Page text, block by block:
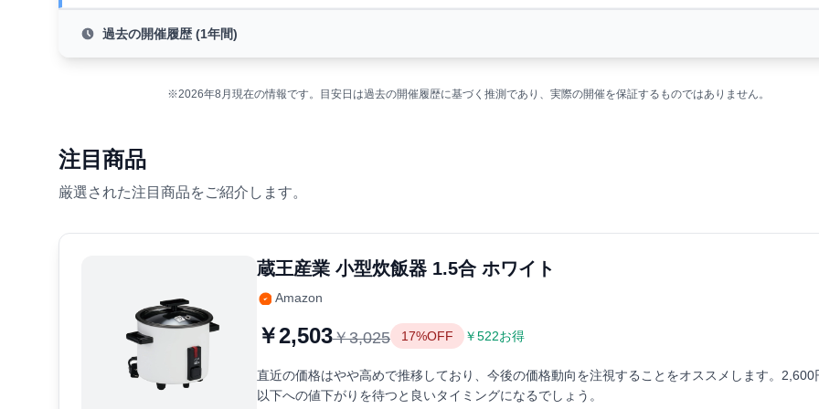
過去の開催履歴 (1年間)
※2026年8月現在の情報です。目安日は過去の開催履歴に基づく推測であり、実際の開催を保証するものではありません。
注目商品
厳選された注目商品をご紹介します。
蔵王産業 小型炊飯器 1.5合 ホワイト
Amazon
￥2,503￥3,025 17%OFF ￥522お得
直近の価格はやや高めで推移しており、今後の価格動向を注視することをオススメします。2,600
以下への値下がりを待つと良いタイミングになるでしょう。